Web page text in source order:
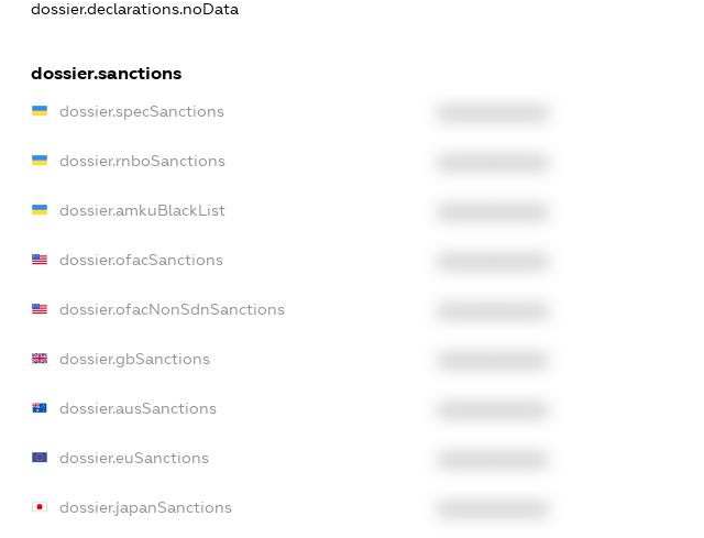
dossier.declarations.noData
dossier.sanctions
dossier.specSanctions
dossier.rnboSanctions
dossier.amkuBlackList
dossier.ofacSanctions
dossier.ofacNonSdnSanctions
dossier.gbSanctions
dossier.ausSanctions
dossier.euSanctions
dossier.japanSanctions